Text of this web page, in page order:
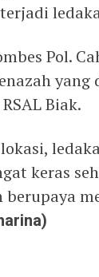
Pol.
Biak.
keras